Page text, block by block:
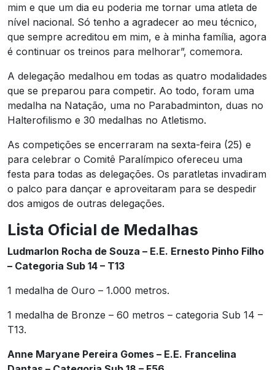
mim e que um dia eu poderia me tornar uma atleta de
nível nacional. Só tenho a agradecer ao meu técnico,
que sempre acreditou em mim, e à minha família, agora
é continuar os treinos para melhorar”, comemora.
A delegação medalhou em todas as quatro modalidades
que se preparou para competir. Ao todo, foram uma
medalha na Natação, uma no Parabadminton, duas no
Halterofilismo e 30 medalhas no Atletismo.
As competições se encerraram na sexta-feira (25) e
para celebrar o Comitê Paralímpico ofereceu uma
festa para todas as delegações. Os paratletas invadiram
o palco para dançar e aproveitaram para se despedir
dos amigos de outras delegações.
Lista Oficial de Medalhas
Ludmarlon Rocha de Souza – E.E. Ernesto Pinho Filho
– Categoria Sub 14 – T13
1 medalha de Ouro – 1.000 metros.
1 medalha de Bronze – 60 metros – categoria Sub 14 –
T13.
Anne Maryane Pereira Gomes – E.E. Francelina